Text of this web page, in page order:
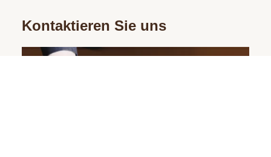
Kontaktieren Sie uns